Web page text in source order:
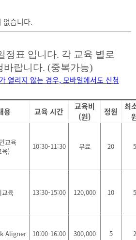
없습니다.
정표 입니다. 각 교육 별로
바랍니다. (중복가능)
열리지 않는 경우, 모바일에서도 신청
용 교육 시간
교육비
(원)
정원
최
교육
육)
10:30-11:30 무료 20 5
교육 13:30-15:00 120,000 10 5
Aligner 10:00-16:00 300,000 5 2